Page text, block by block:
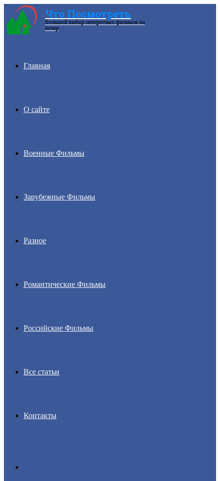
Menu
Что Посмотреть
Большой выбор интересных фильмов на
вечер
Главная
О сайте
Военные Фильмы
Зарубежные Фильмы
Разное
Романтические Фильмы
Российские Фильмы
Все статьи
Контакты